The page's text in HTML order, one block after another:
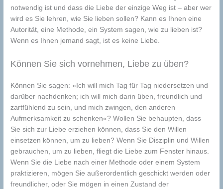
notwendig ist und dass die Liebe der einzige Weg ist – aber wer
wird es Sie lehren, wie Sie lieben sollen? Kann es Ihnen eine
Autorität, eine Methode, ein System sagen, wie zu lieben ist?
Wenn es Ihnen jemand sagt, ist es keine Liebe.
Können Sie sich vornehmen, Liebe zu üben?
Können Sie sagen: »Ich will mich Tag für Tag niedersetzen und
darüber nachdenken; ich will mich darin üben, freundlich und
zartfühlend zu sein, und mich zwingen, den anderen
Aufmerksamkeit zu schenken«? Wollen Sie behaupten, dass
Sie sich zur Liebe erziehen können, dass Sie den Willen
einsetzen können, um zu lieben? Wenn Sie Disziplin und Willen
gebrauchen, um zu lieben, fliegt die Liebe zum Fenster hinaus.
Wenn Sie die Liebe nach einer Methode oder einem System
praktizieren, mögen Sie außerordentlich geschickt werden oder
freundlicher, oder Sie mögen in einen Zustand der